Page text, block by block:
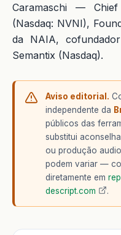
Caramaschi —
(Nasdaq: NVNI),
da NAIA,
Semantix (Nasdaq).
Aviso editorial.
independente da
públicos das
substitui
ou produção
podem variar —
diretamente em
descript.com
.